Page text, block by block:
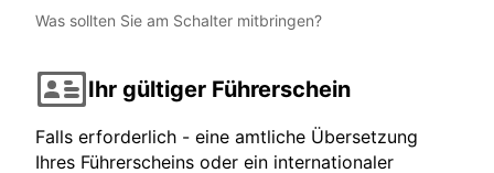
Was sollten Sie am Schalter mitbringen?
Ihr gültiger Führerschein
Falls erforderlich - eine amtliche Übersetzung
Ihres Führerscheins oder ein internationaler